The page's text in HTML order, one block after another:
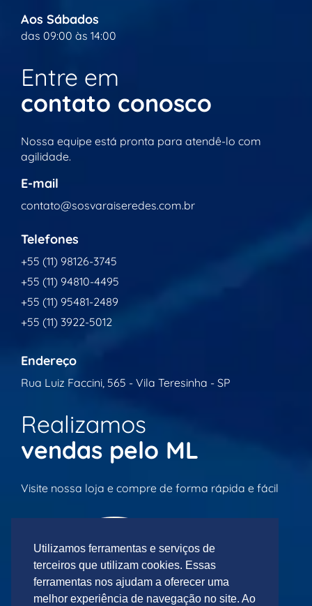
Aos Sábados
das 09:00 às 14:00
Entre em
contato conosco
Nossa equipe está pronta para atendê-lo com
agilidade.
E-mail
contato@sosvaraiseredes.com.br
Telefones
+55 (11) 98126-3745
+55 (11) 94810-4495
+55 (11) 95481-2489
+55 (11) 3922-5012
Endereço
Rua Luiz Faccini, 565 - Vila Teresinha - SP
Realizamos
vendas pelo ML
Visite nossa loja e compre de forma rápida e fácil
Utilizamos ferramentas e serviços de
terceiros que utilizam cookies. Essas
ferramentas nos ajudam a oferecer uma
melhor experiência de navegação no site. Ao